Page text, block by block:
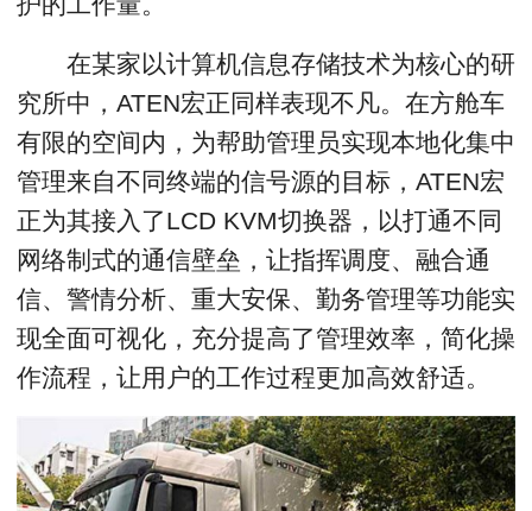
在某家以计算机信息存储技术为核心的研
究所中，ATEN宏正同样表现不凡。在方舱车
有限的空间内，为帮助管理员实现本地化集中
管理来自不同终端的信号源的目标，ATEN宏
正为其接入了LCD KVM切换器，以打通不同
网络制式的通信壁垒，让指挥调度、融合通
信、警情分析、重大安保、勤务管理等功能实
现全面可视化，充分提高了管理效率，简化操
作流程，让用户的工作过程更加高效舒适。